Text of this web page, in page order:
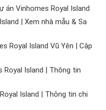
án Vinhomes Royal Island
| Xem nhà mẫu & Sa
Royal Island Vũ Yên | Cập
Royal Island | Thông tin
Island | Thông tin chi